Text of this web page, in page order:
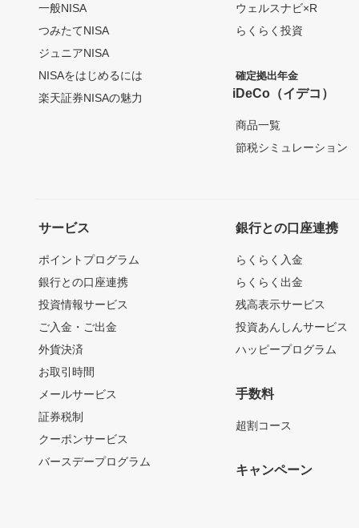
一般NISA
つみたてNISA
ジュニアNISA
NISAをはじめるには
楽天証券NISAの魅力
ウェルスナビ×R
らくらく投資
確定拠出年金
iDeCo（イデコ）
商品一覧
節税シミュレーション
サービス
ポイントプログラム
銀行との口座連携
投資情報サービス
ご入金・ご出金
外貨決済
お取引時間
メールサービス
証券税制
クーポンサービス
バースデープログラム
銀行との口座連携
らくらく入金
らくらく出金
残高表示サービス
投資あんしんサービス
ハッピープログラム
手数料
超割コース
キャンペーン